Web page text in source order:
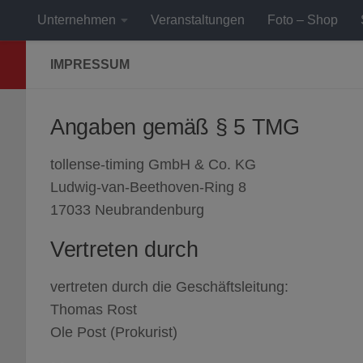
Unternehmen Veranstaltungen Foto – Shop
IMPRESSUM
Angaben gemäß § 5 TMG
tollense-timing GmbH & Co. KG
Ludwig-van-Beethoven-Ring 8
17033 Neubrandenburg
Vertreten durch
vertreten durch die Geschäftsleitung:
Thomas Rost
Ole Post (Prokurist)